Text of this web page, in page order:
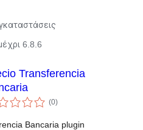
6.8.6
Transferencia
(0αξιολογήσεις
σύνολο
)
Bancaria plugin